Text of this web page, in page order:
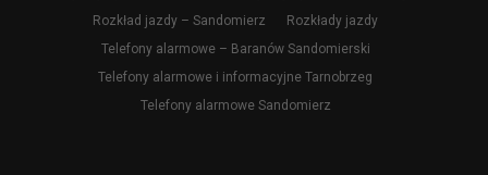
Rozkład jazdy – Sandomierz
Rozkłady jazdy
Telefony alarmowe – Baranów Sandomierski
Telefony alarmowe i informacyjne Tarnobrzeg
Telefony alarmowe Sandomierz